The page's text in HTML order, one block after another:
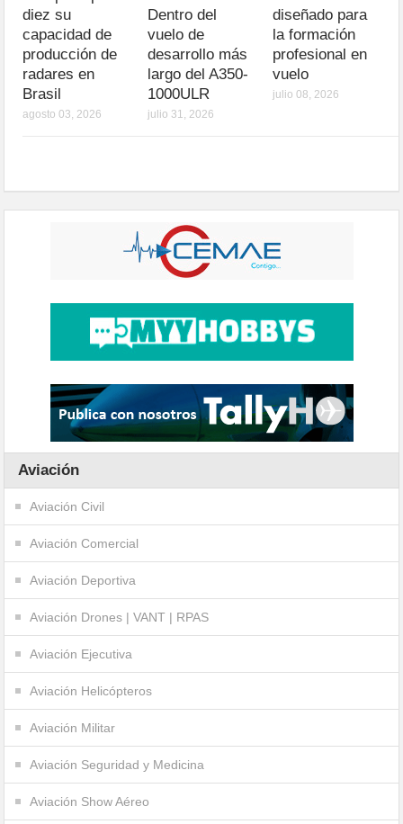
diez su
capacidad de
producción de
radares en
Brasil
agosto 03, 2026
Dentro del
vuelo de
desarrollo más
largo del A350-
1000ULR
julio 31, 2026
diseñado para
la formación
profesional en
vuelo
julio 08, 2026
Aviación
Aviación Civil
Aviación Comercial
Aviación Deportiva
Aviación Drones | VANT | RPAS
Aviación Ejecutiva
Aviación Helicópteros
Aviación Militar
Aviación Seguridad y Medicina
Aviación Show Aéreo